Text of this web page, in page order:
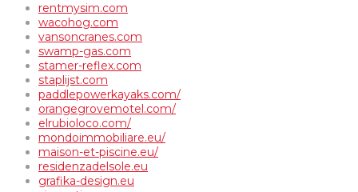
rentmysim.com
wacohog.com
vansoncranes.com
swamp-gas.com
stamer-reflex.com
staplijst.com
paddlepowerkayaks.com/
orangegrovemotel.com/
elrubioloco.com/
mondoimmobiliare.eu/
maison-et-piscine.eu/
residenzadelsole.eu
grafika-design.eu